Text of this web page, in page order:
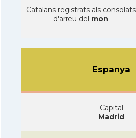
Catalans registrats als consolats
d'arreu del mon
Espanya
Capital
Madrid